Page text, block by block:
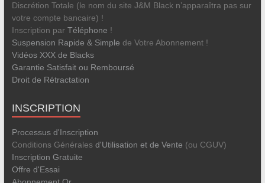
Discrétion Totale (le nom du site J&M Black n’apparaîtra pas sur
votre compte bancaire) !
Inscription par Téléphone !
Suspension Rapide & Simple de Votre Abonnement !
Vidéos XXX de Blacks
Garantie Satisfait ou Remboursé
Droit de Rétractation
INSCRIPTION
Processus d'Inscription
Conditions Générales d'Utilisation et de Vente (ou CGUV)
Inscription Gratuite
Offre d'Essai